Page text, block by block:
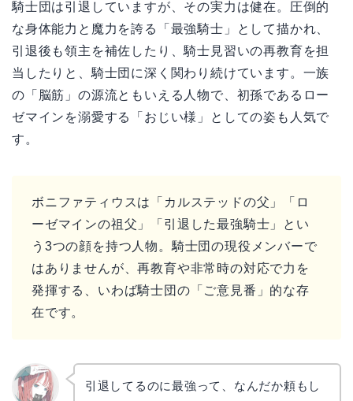
騎士団は引退していますが、その実力は健在。圧倒的
な身体能力と魔力を誇る「最強騎士」として描かれ、
引退後も領主を補佐したり、騎士見習いの再教育を担
当したりと、騎士団に深く関わり続けています。一族
の「脳筋」の源流ともいえる人物で、初孫であるロー
ゼマインを溺愛する「おじい様」としての姿も人気で
す。
ボニファティウスは「カルステッドの父」「ロ
ーゼマインの祖父」「引退した最強騎士」とい
う3つの顔を持つ人物。騎士団の現役メンバーで
はありませんが、再教育や非常時の対応で力を
発揮する、いわば騎士団の「ご意見番」的な存
在です。
引退してるのに最強って、なんだか頼もし